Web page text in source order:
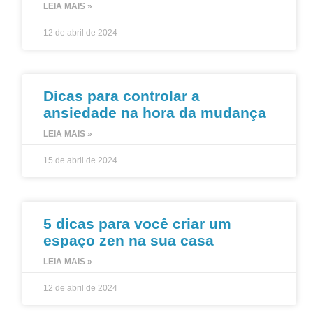
LEIA MAIS »
12 de abril de 2024
Dicas para controlar a
ansiedade na hora da mudança
LEIA MAIS »
15 de abril de 2024
5 dicas para você criar um
espaço zen na sua casa
LEIA MAIS »
12 de abril de 2024